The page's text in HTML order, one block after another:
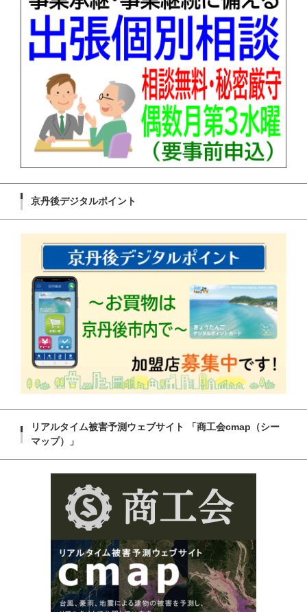
京丹後デジタルポイント
リアルタイム被害予測ウェブサイト 「商工会cmap（シー
マップ）」